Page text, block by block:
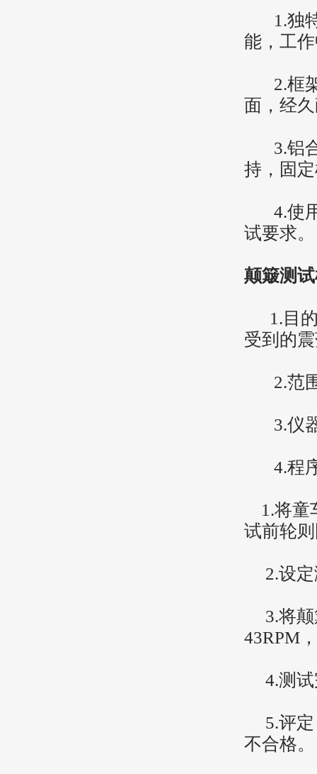
1.独特
能，工
2.框架
面，经
3.铝合
持，固
4.使用
试要求。
颠簸测
1.目的
受到的
2.范围
3.仪器
4.程
1.将童
试前轮
2.设定
3.将颠
43RPM
4.测试
5.评定
不合格。